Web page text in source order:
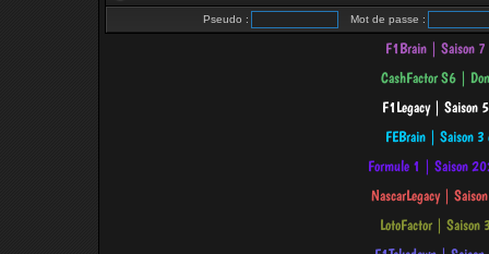
Pseudo : Mot de passe :